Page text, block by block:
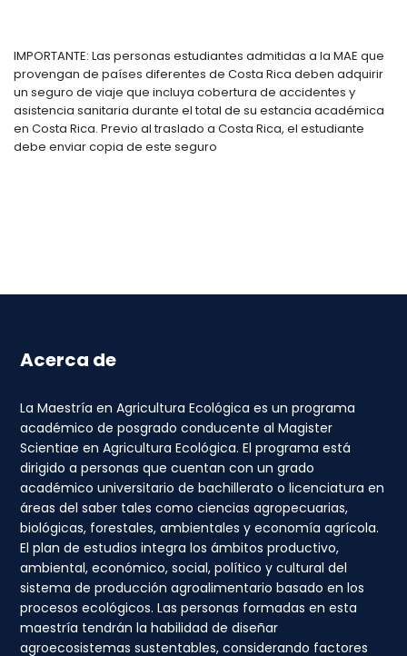
IMPORTANTE: Las personas estudiantes admitidas a la MAE que
provengan de países diferentes de Costa Rica deben adquirir
un seguro de viaje que incluya cobertura de accidentes y
asistencia sanitaria durante el total de su estancia académica
en Costa Rica. Previo al traslado a Costa Rica, el estudiante
debe enviar copia de este seguro
Acerca de
La Maestría en Agricultura Ecológica es un programa
académico de posgrado conducente al Magister
Scientiae en Agricultura Ecológica. El programa está
dirigido a personas que cuentan con un grado
académico universitario de bachillerato o licenciatura en
áreas del saber tales como ciencias agropecuarias,
biológicas, forestales, ambientales y economía agrícola.
El plan de estudios integra los ámbitos productivo,
ambiental, económico, social, político y cultural del
sistema de producción agroalimentario basado en los
procesos ecológicos. Las personas formadas en esta
maestría tendrán la habilidad de diseñar
agroecosistemas sustentables, considerando factores